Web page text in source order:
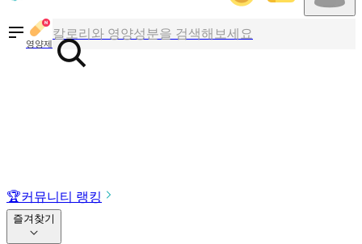
영양제
칼로리와 영양성분을 검색해보세요
혈당 · 다이어트 음식 검색해보세요
🏆커뮤니티 랭킹
즐겨찾기